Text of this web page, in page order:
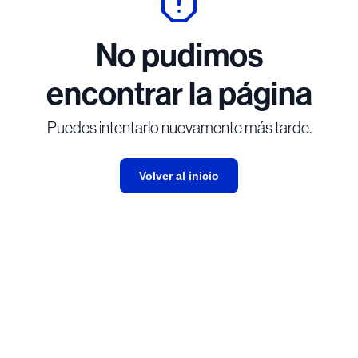
No pudimos
encontrar la página
Puedes intentarlo nuevamente más tarde.
Volver al inicio